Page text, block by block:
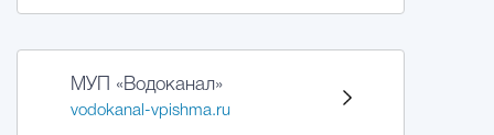
МУП «Водоканал»
vodokanal-vpishma.ru